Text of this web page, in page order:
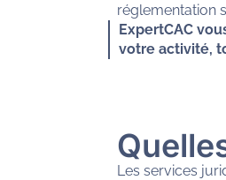
réglementation
ExpertCAC
votre activité,
Les services